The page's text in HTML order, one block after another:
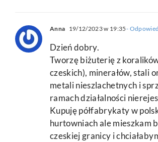
Anna 19/12/2023 w 19:35-
Dzień dobry.
Tworzę biżuterię z
czeskich), minerałów, stali
metali nieszlachetnych i
ramach działalności
Kupuję półfabrykaty w
hurtowniach ale mieszkam
czeskiej granicy i